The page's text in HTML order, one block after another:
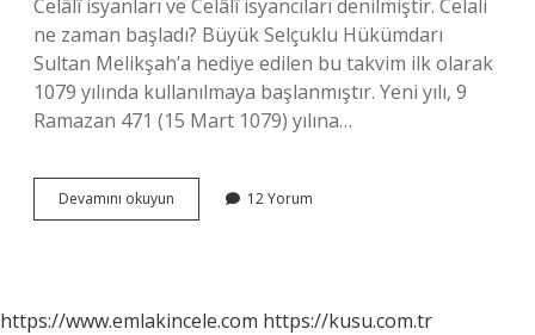
Celâlî isyanları ve Celâlî isyancıları denilmiştir. Celali
ne zaman başladı? Büyük Selçuklu Hükümdarı
Sultan Melikşah’a hediye edilen bu takvim ilk olarak
1079 yılında kullanılmaya başlanmıştır. Yeni yılı, 9
Ramazan 471 (15 Mart 1079) yılına…
Devamını okuyun
Nedenleri
12 Yorum
https://www.emlakincele.com https://kusu.com.tr